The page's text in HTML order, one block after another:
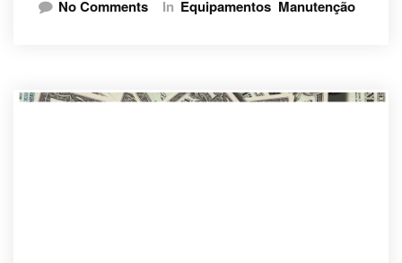
No Comments In Equipamentos Manutenção